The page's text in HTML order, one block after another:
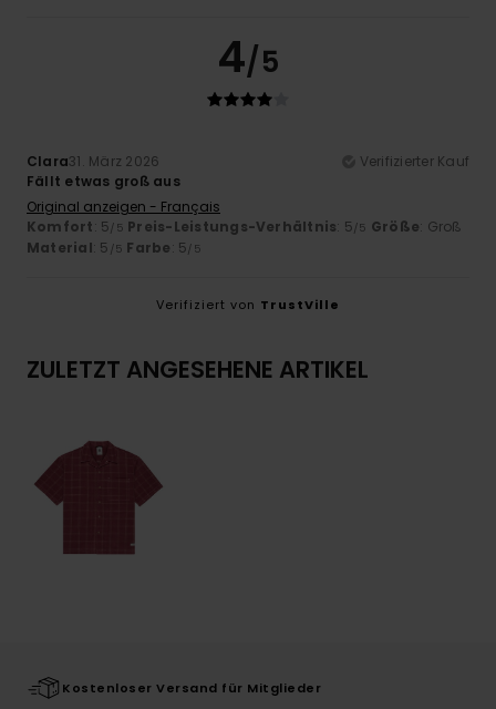
4/5
Clara31. März 2026
Verifizierter Kauf
Fällt etwas groß aus
Original anzeigen - Français
Komfort: 5/5 Preis-Leistungs-Verhältnis: 5/5 Größe: Groß
Material: 5 /5 Farbe: 5/5
Verifiziert von TrustVille
ZULETZT ANGESEHENE ARTIKEL
Kostenloser Versand für Mitglieder